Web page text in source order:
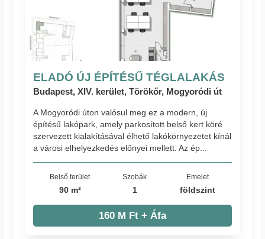
ELADÓ ÚJ ÉPÍTÉSŰ TÉGLALAKÁS
Budapest, XIV. kerület, Törökőr, Mogyoródi út
A Mogyoródi úton valósul meg ez a modern, új
építésű lakópark, amely parkosított belső kert köré
szervezett kialakításával élhető lakókörnyezetet kínál
a városi elhelyezkedés előnyei mellett. Az ép...
Belső terület
90 m²
Szobák
1
Emelet
földszint
160 M Ft + Áfa